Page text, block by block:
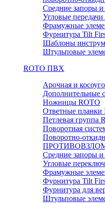
Средние запоры
Угловые
Фрамужные
Фурнитура Tilt
Шаблоны
Штульповые
RОTO ПВХ
Арочная и
Дополнительные
Ножницы ROTO
Ответные планки
Петлевая группа
Поворотная
Поворотно-
Средние запоры
Угловые
Фрамужные
Фурнитура Tilt
Фурнитура для
Штульповые